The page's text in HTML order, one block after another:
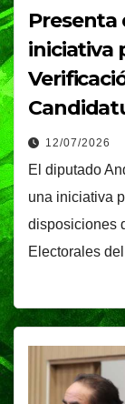
Presenta
iniciativa
12/07/2026
El diputado
una iniciativa
disposiciones
Electorales